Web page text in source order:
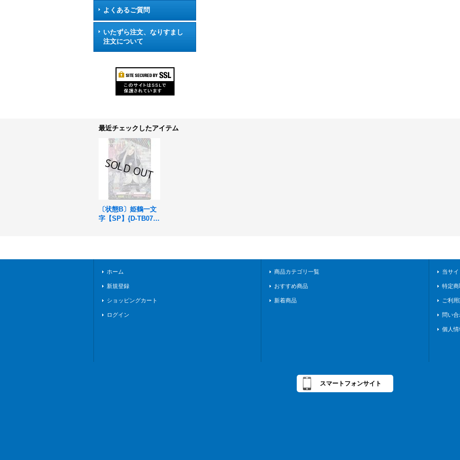
よくあるご質問
いたずら注文、なりすまし
注文について
最近チェックしたアイテム
〔状態B〕姫鶴一文
字【SP】{D-TB07/S
ホーム
新規登録
ショッピングカート
ログイン
商品カテゴリ一覧
おすすめ商品
新着商品
当サ
特定
ご利
問い合
個人
スマートフォンサイト